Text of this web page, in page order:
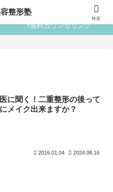
整形塾
>無料カウンセリング
に聞く！二重整形の後って
メイク出来ますか？
2016.01.04 2024.08.16
整形塾
検索